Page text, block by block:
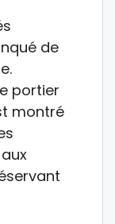
de
portier
montré